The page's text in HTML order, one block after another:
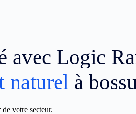
avec Logic
naturel à
votre secteur.